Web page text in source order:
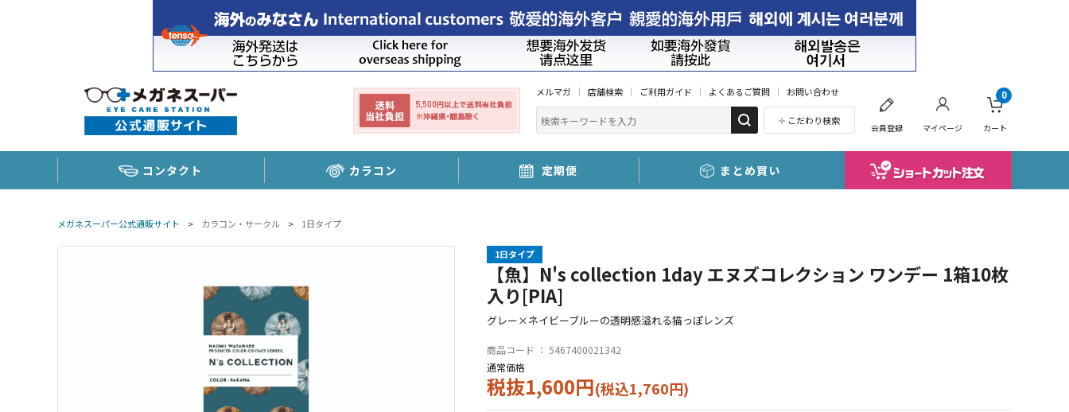
メルマガ 店舗検索 ご利用ガイド よくあるご質問 お問い合わせ
こだわり検索
会員登録 マイページ カート
0
コンタクト カラコン 定期便 まとめ買い
メガネスーパー公式通販サイト > カラコン・サークル > 1日タイプ
1日タイプ
【魚】N's collection 1day エヌズコレクション ワンデー 1箱10枚
入り[PIA]
グレー×ネイビーブルーの透明感溢れる猫っぽレンズ
商品コード ： 5467400021342
通常価格
税抜1,600円(税込1,760円)